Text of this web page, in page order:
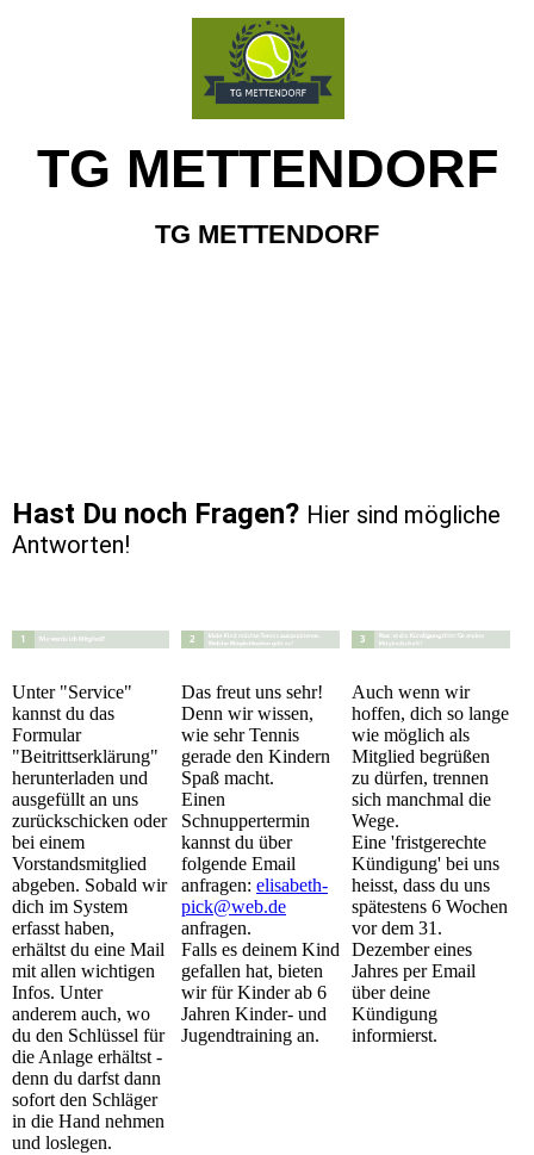
TG METTENDORF
TG METTENDORF
Hast Du noch Fragen? Hier sind mögliche
Antworten!
Unter "Service"
kannst du das
Formular
"Beitrittserklärung"
herunterladen und
ausgefüllt an uns
zurückschicken oder
bei einem
Vorstandsmitglied
abgeben. Sobald wir
dich im System
erfasst haben,
erhältst du eine Mail
mit allen wichtigen
Infos. Unter
anderem auch, wo
du den Schlüssel für
die Anlage erhältst -
denn du darfst dann
sofort den Schläger
in die Hand nehmen
und loslegen.
Das freut uns sehr!
Denn wir wissen,
wie sehr Tennis
gerade den Kindern
Spaß macht.
Einen
Schnuppertermin
kannst du über
folgende Email
anfragen: elisabeth-
pick@web.de
anfragen.
Falls es deinem Kind
gefallen hat, bieten
wir für Kinder ab 6
Jahren Kinder- und
Jugendtraining an.
Auch wenn wir
hoffen, dich so lange
wie möglich als
Mitglied begrüßen
zu dürfen, trennen
sich manchmal die
Wege.
Eine 'fristgerechte
Kündigung' bei uns
heisst, dass du uns
spätestens 6 Wochen
vor dem 31.
Dezember eines
Jahres per Email
über deine
Kündigung
informierst.